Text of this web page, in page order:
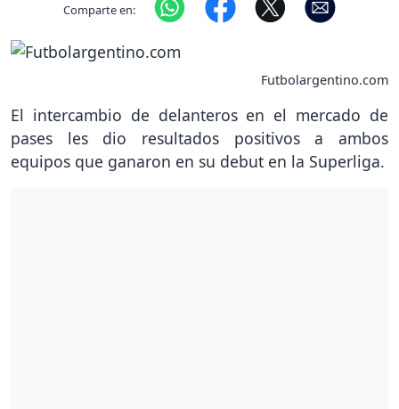
Comparte en:
Futbolargentino.com
El intercambio de delanteros en el mercado de
pases les dio resultados positivos a ambos
equipos que ganaron en su debut en la Superliga.